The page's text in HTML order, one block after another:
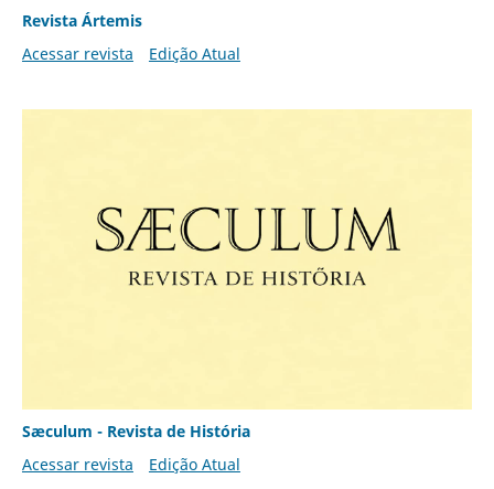
Revista Ártemis
Acessar revista
Edição Atual
Sæculum - Revista de História
Acessar revista
Edição Atual